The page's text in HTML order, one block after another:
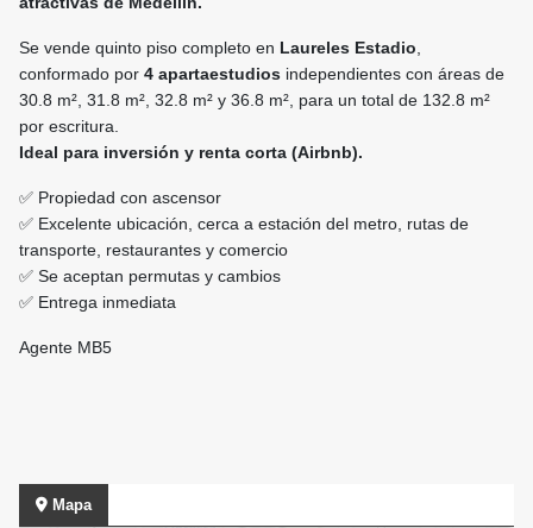
Se vende quinto piso completo en Laureles Estadio
conformado por 4 apartaestudios independientes con áreas de
30.8 m², 31.8 m², 32.8 m² y 36.8 m², para un total de 132.8 m²
por escritura.
Ideal para inversión y renta corta (Airbnb).
✅ Propiedad con ascensor
✅ Excelente ubicación, cerca a estación del metro, rutas de
transporte, restaurantes y comercio
✅ Se aceptan permutas y cambios
✅ Entrega inmediata
Agente MB5
Mapa